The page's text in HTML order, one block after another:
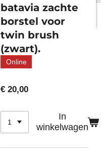
batavia zachte
borstel voor
twin brush
(zwart).
Online
€ 20,00
In
winkelwagen